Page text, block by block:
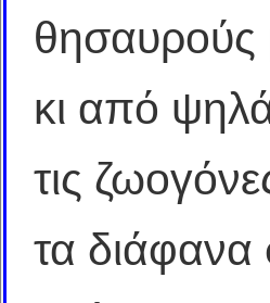
θησαυρούς
κι από
τις
τα διάφανα